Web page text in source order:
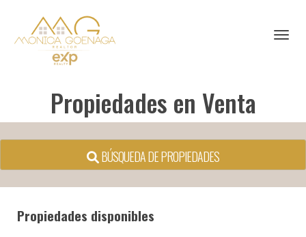
Propiedades en Venta
BÚSQUEDA DE PROPIEDADES
Propiedades disponibles